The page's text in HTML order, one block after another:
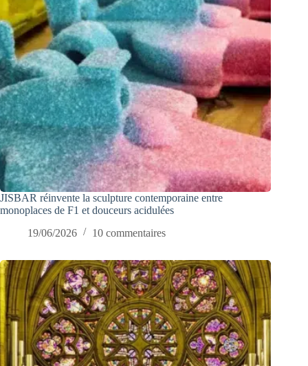
JISBAR réinvente la sculpture contemporaine entre
monoplaces de F1 et douceurs acidulées
19/06/2026
10 commentaires